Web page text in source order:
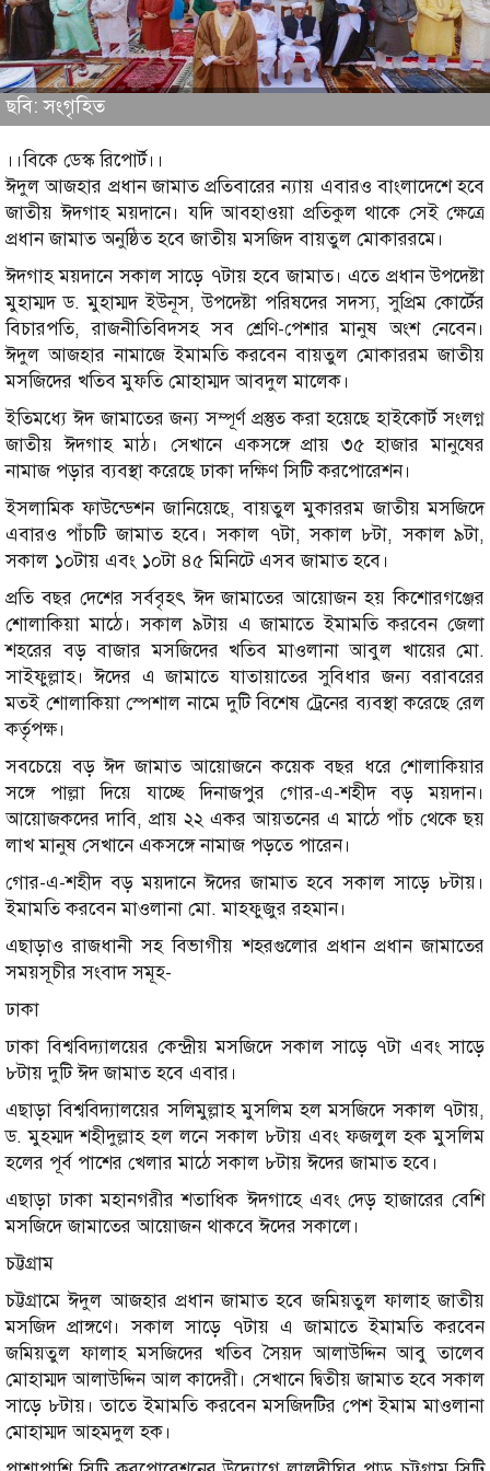
ছবি: সংগৃহিত
।।বিকে ডেস্ক রিপোর্ট।।
ঈদুল আজহার প্রধান জামাত প্রতিবারের ন্যায় এবারও বাংলাদেশে হবে
জাতীয় ঈদগাহ ময়দানে। যদি আবহাওয়া প্রতিকুল থাকে সেই ক্ষেত্রে
প্রধান জামাত অনুষ্ঠিত হবে জাতীয় মসজিদ বায়তুল মোকাররমে।
ঈদগাহ ময়দানে সকাল সাড়ে ৭টায় হবে জামাত। এতে প্রধান উপদেষ্টা
মুহাম্মদ ড. মুহাম্মদ ইউনূস, উপদেষ্টা পরিষদের সদস্য, সুপ্রিম কোর্টের
বিচারপতি, রাজনীতিবিদসহ সব শ্রেণি-পেশার মানুষ অংশ নেবেন।
ঈদুল আজহার নামাজে ইমামতি করবেন বায়তুল মোকাররম জাতীয়
মসজিদের খতিব মুফতি মোহাম্মদ আবদুল মালেক।
ইতিমধ্যে ঈদ জামাতের জন্য সম্পূর্ণ প্রস্তুত করা হয়েছে হাইকোর্ট সংলগ্ন
জাতীয় ঈদগাহ মাঠ। সেখানে একসঙ্গে প্রায় ৩৫ হাজার মানুষের
নামাজ পড়ার ব্যবস্থা করেছে ঢাকা দক্ষিণ সিটি করপোরেশন।
ইসলামিক ফাউন্ডেশন জানিয়েছে, বায়তুল মুকাররম জাতীয় মসজিদে
এবারও পাঁচটি জামাত হবে। সকাল ৭টা, সকাল ৮টা, সকাল ৯টা,
সকাল ১০টায় এবং ১০টা ৪৫ মিনিটে এসব জামাত হবে।
প্রতি বছর দেশের সর্ববৃহৎ ঈদ জামাতের আয়োজন হয় কিশোরগঞ্জের
শোলাকিয়া মাঠে। সকাল ৯টায় এ জামাতে ইমামতি করবেন জেলা
শহরের বড় বাজার মসজিদের খতিব মাওলানা আবুল খায়ের মো.
সাইফুল্লাহ। ঈদের এ জামাতে যাতায়াতের সুবিধার জন্য বরাবরের
মতই শোলাকিয়া স্পেশাল নামে দুটি বিশেষ ট্রেনের ব্যবস্থা করেছে রেল
কর্তৃপক্ষ।
সবচেয়ে বড় ঈদ জামাত আয়োজনে কয়েক বছর ধরে শোলাকিয়ার
সঙ্গে পাল্লা দিয়ে যাচ্ছে দিনাজপুর গোর-এ-শহীদ বড় ময়দান।
আয়োজকদের দাবি, প্রায় ২২ একর আয়তনের এ মাঠে পাঁচ থেকে ছয়
লাখ মানুষ সেখানে একসঙ্গে নামাজ পড়তে পারেন।
গোর-এ-শহীদ বড় ময়দানে ঈদের জামাত হবে সকাল সাড়ে ৮টায়।
ইমামতি করবেন মাওলানা মো. মাহফুজুর রহমান।
এছাড়াও রাজধানী সহ বিভাগীয় শহরগুলোর প্রধান প্রধান জামাতের
সময়সূচীর সংবাদ সমূহ-
ঢাকা
ঢাকা বিশ্ববিদ্যালয়ের কেন্দ্রীয় মসজিদে সকাল সাড়ে ৭টা এবং সাড়ে
৮টায় দুটি ঈদ জামাত হবে এবার।
এছাড়া বিশ্ববিদ্যালয়ের সলিমুল্লাহ মুসলিম হল মসজিদে সকাল ৭টায়,
ড. মুহম্মদ শহীদুল্লাহ হল লনে সকাল ৮টায় এবং ফজলুল হক মুসলিম
হলের পূর্ব পাশের খেলার মাঠে সকাল ৮টায় ঈদের জামাত হবে।
এছাড়া ঢাকা মহানগরীর শতাধিক ঈদগাহে এবং দেড় হাজারের বেশি
মসজিদে জামাতের আয়োজন থাকবে ঈদের সকালে।
চট্টগ্রাম
চট্টগ্রামে ঈদুল আজহার প্রধান জামাত হবে জমিয়তুল ফালাহ জাতীয়
মসজিদ প্রাঙ্গণে। সকাল সাড়ে ৭টায় এ জামাতে ইমামতি করবেন
জমিয়তুল ফালাহ মসজিদের খতিব সৈয়দ আলাউদ্দিন আবু তালেব
মোহাম্মদ আলাউদ্দিন আল কাদেরী। সেখানে দ্বিতীয় জামাত হবে সকাল
সাড়ে ৮টায়। তাতে ইমামতি করবেন মসজিদটির পেশ ইমাম মাওলানা
মোহাম্মদ আহমদুল হক।